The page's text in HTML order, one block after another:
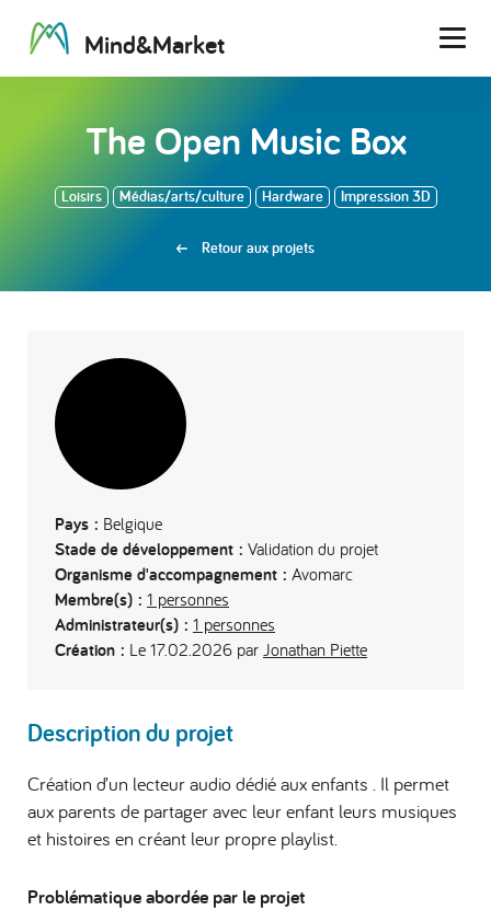
Mind&Market
The Open Music Box
Loisirs Médias/arts/culture Hardware Impression 3D
Retour aux projets
Pays : Belgique
Stade de développement : Validation du projet
Organisme d'accompagnement : Avomarc
Membre(s) : 1 personnes
Administrateur(s) : 1 personnes
Création : Le 17.02.2026 par Jonathan Piette
Description du projet
Création d’un lecteur audio dédié aux enfants . Il permet
aux parents de partager avec leur enfant leurs musiques
et histoires en créant leur propre playlist.
Problématique abordée par le projet